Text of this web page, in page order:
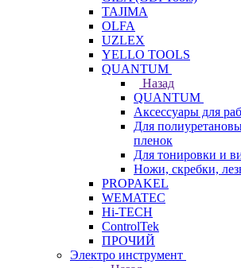
TAJIMA
OLFA
UZLEX
YELLO TOOLS
QUANTUM
Назад
QUANTUM
Аксессуары для
Для
пленок
Для тонировки и
Ножи, скребки,
PROPAKEL
WEMATEC
Hi-TECH
ControlTek
ПРОЧИЙ
Электро инструмент